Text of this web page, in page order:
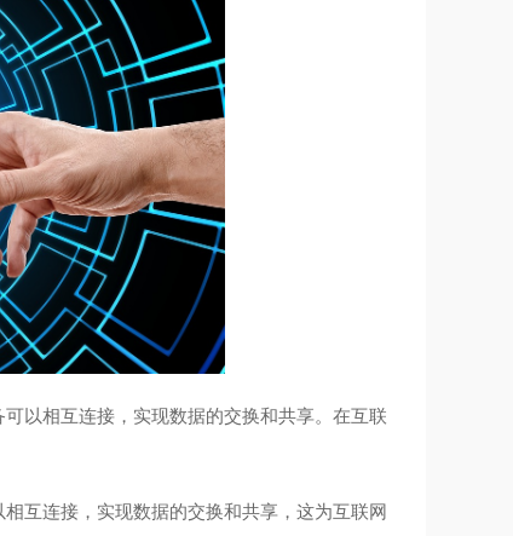
以相互连接，实现数据的交换和共享。在互联
互连接，实现数据的交换和共享，这为互联网